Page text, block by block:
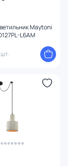
Maytoni
L6AM